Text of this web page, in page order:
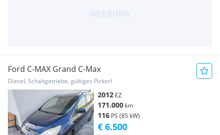
Ford C-MAX Grand C-Max
Diesel, Schaltgetriebe, gültiges Pickerl
2012 EZ
171.000 km
116 PS (85 kW)
€ 6.500